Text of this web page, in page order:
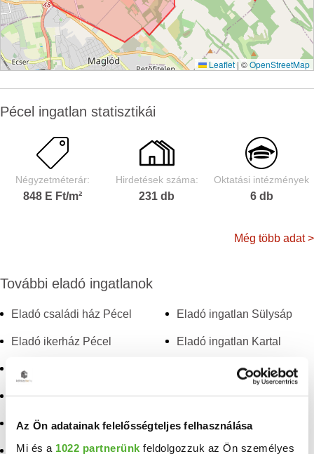
Az Ön adatainak felelősségteljes felhasználása
Mi és a 1022 partnerünk feldolgozzuk az Ön személyes
Leaflet | ©OpenStreetMap
Pécel ingatlan statisztikái
Négyzetméterár:
848 E Ft/m²
Hirdetések száma:
231 db
Oktatási intézmények
6 db
Még több adat >
További eladó ingatlanok
Eladó családi ház Pécel
Eladó ikerház Pécel
Eladó sorház Pécel
Eladó ház Pécel
Eladó ingatlan Isaszeg
Eladó ingatlan Szentendre
Eladó ingatlan Sülysáp
Eladó ingatlan Kartal
Eladó ingatlan Tápiószele
Eladó ingatlan Törtel
Eladó ingatlan Tinnye
Eladó ingatlan Nyársapát